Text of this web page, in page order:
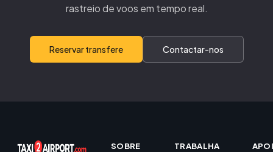
rastreio de voos em tempo real.
Reservar transfere Contactar-nos
SOBRE
TRABALHA